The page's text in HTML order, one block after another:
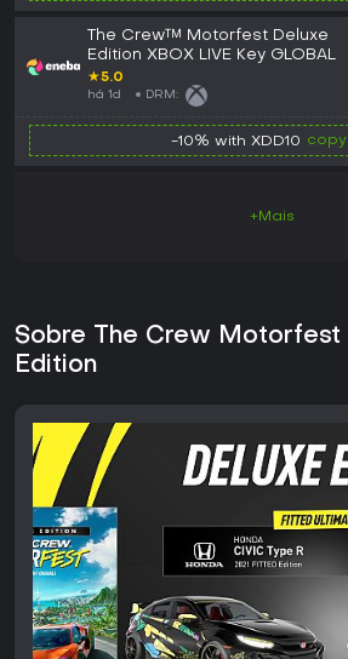
The Crew™ Motorfest Deluxe
Edition XBOX LIVE Key GLOBAL
★5.0
há 1d DRM:
-10% with XDD10 copy
+Mais
Sobre The Crew Motorfest
Edition